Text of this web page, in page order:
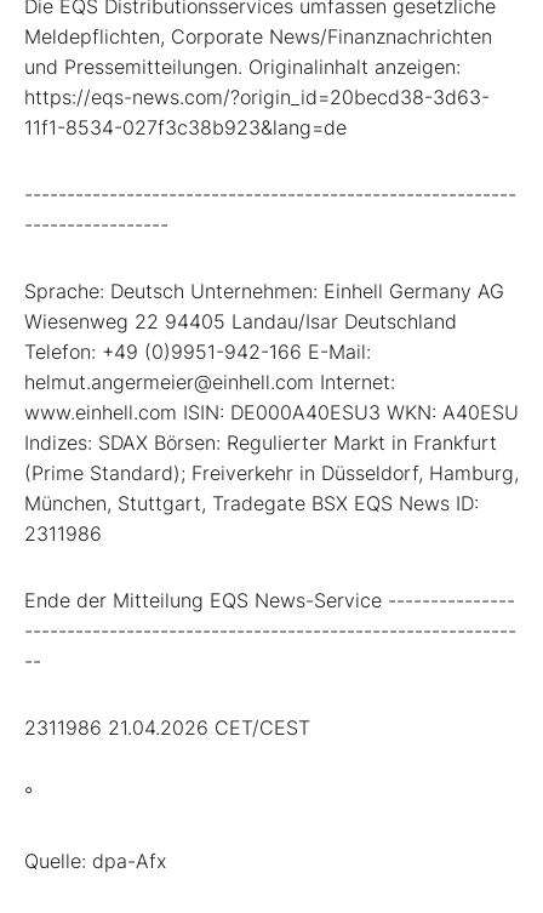
Die EQS Distributionsservices umfassen gesetzliche
Meldepflichten, Corporate News/Finanznachrichten
und Pressemitteilungen. Originalinhalt anzeigen:
https://eqs-news.com/?origin_id=20becd38-3d63-
11f1-8534-027f3c38b923&lang=de
----------------------------------------------------------
-----------------
Sprache: Deutsch Unternehmen: Einhell Germany AG
Wiesenweg 22 94405 Landau/Isar Deutschland
Telefon: +49 (0)9951-942-166 E-Mail:
helmut.angermeier@einhell.com Internet:
www.einhell.com ISIN: DE000A40ESU3 WKN: A40ESU
Indizes: SDAX Börsen: Regulierter Markt in Frankfurt
(Prime Standard); Freiverkehr in Düsseldorf, Hamburg,
München, Stuttgart, Tradegate BSX EQS News ID:
2311986
Ende der Mitteilung EQS News-Service ---------------
----------------------------------------------------------
--
2311986 21.04.2026 CET/CEST
°
Quelle: dpa-Afx